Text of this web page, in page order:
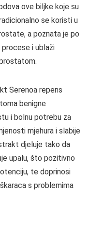
ove biljke koje su
se koristi u
a poznata je po
i ublaži
Serenoa repens
benigne
i bolnu potrebu za
mjehura i slabije
djeluje tako da
upalu, što pozitivno
te doprinosi
s problemima